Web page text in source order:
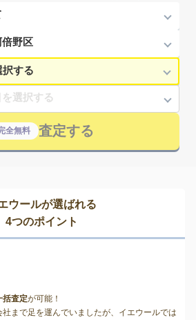
全無料 査定する
ウールが選ばれる
4つのポイント
括査定が可能！
まで足を運んでいましたが、イエウールでは